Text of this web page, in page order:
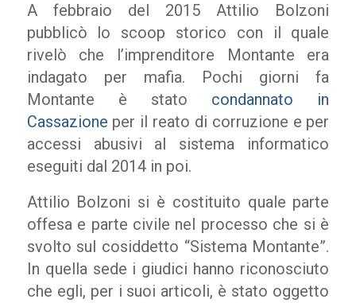
A febbraio del 2015 Attilio Bolzoni
pubblicò lo scoop storico con il quale
rivelò che l’imprenditore Montante era
indagato per mafia. Pochi giorni fa
Montante è stato condannato in
Cassazione per il reato di corruzione e per
accessi abusivi al sistema informatico
eseguiti dal 2014 in poi.
Attilio Bolzoni si è costituito quale parte
offesa e parte civile nel processo che si è
svolto sul cosiddetto “Sistema Montante”.
In quella sede i giudici hanno riconosciuto
che egli, per i suoi articoli, è stato oggetto